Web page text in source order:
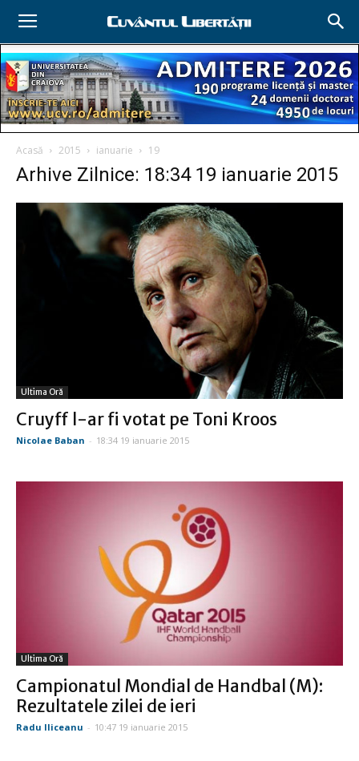
Acasă 2015 ianuarie 19
Arhive Zilnice: 18:34 19 ianuarie 2015
Ultima Oră
Cruyff l-ar fi votat pe Toni Kroos
Nicolae Baban - 18:34 19 ianuarie 2015
Ultima Oră
Campionatul Mondial de Handbal (M):
Rezultatele zilei de ieri
Radu Iliceanu - 10:47 19 ianuarie 2015